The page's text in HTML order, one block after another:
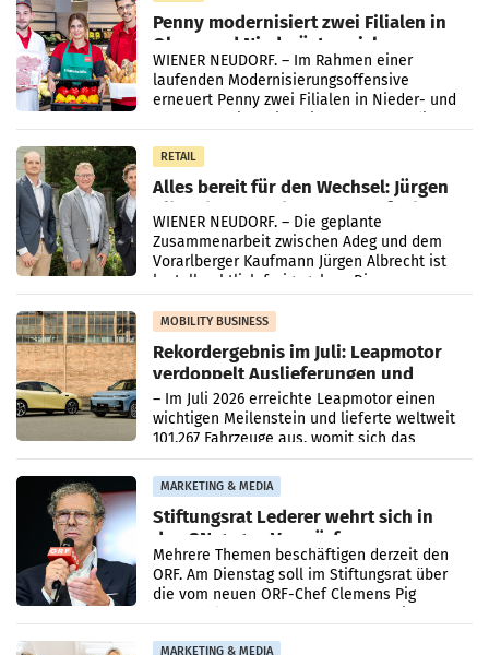
Penny modernisiert zwei Filialen in
Ober- und Niederösterreich
WIENER NEUDORF. – Im Rahmen einer
laufenden Modernisierungsoffensive
erneuert Penny zwei Filialen in Nieder- und
RETAIL
Alles bereit für den Wechsel: Jürgen
Albrecht setzt ab 1.1.2027 auf Adeg
WIENER NEUDORF. – Die geplante
Zusammenarbeit zwischen Adeg und dem
Vorarlberger Kaufmann Jürgen Albrecht ist
kartellrechtlich freigegeben: Die
Bundeswettbewerbsbehörde und der
Bundeskartellanwalt
MOBILITY BUSINESS
Rekordergebnis im Juli: Leapmotor
verdoppelt Auslieferungen und
überschreitet die 100.000er-Marke
– Im Juli 2026 erreichte Leapmotor einen
wichtigen Meilenstein und lieferte weltweit
101.267 Fahrzeuge aus, womit sich das
Ergebnis gegenüber Juli 2025 mehr als
verdoppelte (+102
MARKETING & MEDIA
Stiftungsrat Lederer wehrt sich in
den SN gegen Vorwürfe
Mehrere Themen beschäftigen derzeit den
ORF. Am Dienstag soll im Stiftungsrat über
die vom neuen ORF-Chef Clemens Pig
MARKETING & MEDIA